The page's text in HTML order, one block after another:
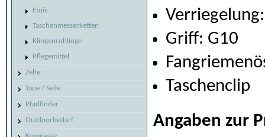
Etuis
Taschenmesserketten
Klingenrohlinge
Pflegemittel
Zelte
Taue / Seile
Pfadfinder
Outdoorbedarf
Griff: G10
Taschenclip
Angaben zur